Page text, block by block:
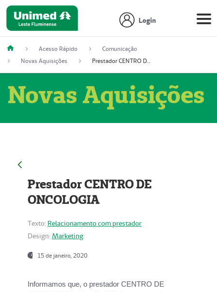
Login
Acesso Rápido
Comunicação
Novas Aquisições
Prestador CENTRO DE ONCOLOGIA
Novas Aquisições
Prestador CENTRO DE
ONCOLOGIA
Texto: Relacionamento com prestador
Design: Marketing
15 de janeiro, 2020
Informamos que, o prestador CENTRO DE